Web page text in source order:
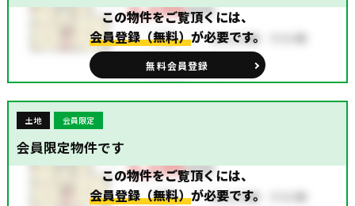
この物件をご覧頂くには、
会員登録（無料）が必要です。
無料会員登録
土地 会員限定
会員限定物件です
この物件をご覧頂くには、
会員登録（無料）が必要です。